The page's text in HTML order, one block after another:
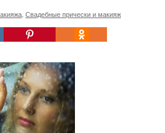
Свадебные прически и макияж